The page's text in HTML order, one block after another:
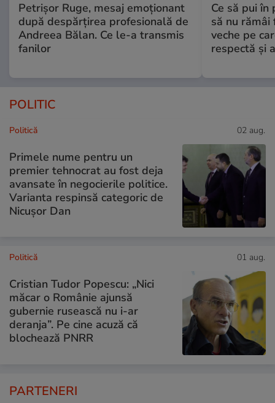
Petrișor Ruge, mesaj emoționant
după despărțirea profesională de
Andreea Bălan. Ce le-a transmis
fanilor
Ce să pui
să nu rămâi
veche pe
respectă și
POLITIC
Politică 02 aug.
Primele nume pentru un
premier tehnocrat au fost deja
avansate în negocierile politice.
Varianta respinsă categoric de
Nicușor Dan
Politică 01 aug.
Cristian Tudor Popescu: „Nici
măcar o Românie ajunsă
gubernie rusească nu i-ar
deranja”. Pe cine acuză că
blochează PNRR
PARTENERI